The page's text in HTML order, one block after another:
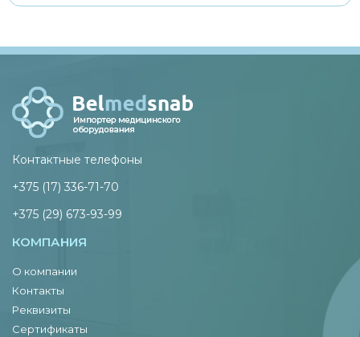
Контактные телефоны
+375 (17) 336-71-70
+375 (29) 673-93-99
КОМПАНИЯ
О компании
Контакты
Реквизиты
Сертификаты